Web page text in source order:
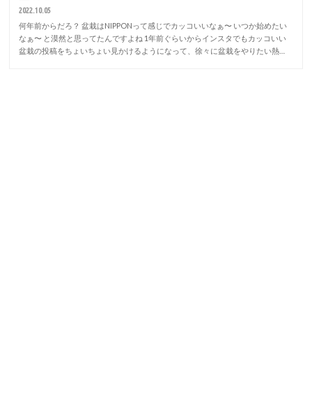
2022.10.05
何年前からだろ？ 盆栽はNIPPONって感じでカッコいいなぁ〜 いつか始めたい
なぁ〜 と漠然と思ってたんですよね 1年前ぐらいからインスタでもカッコいい
盆栽の投稿をちょいちょい見かけるようになって、徐々に盆栽をやりたい熱…